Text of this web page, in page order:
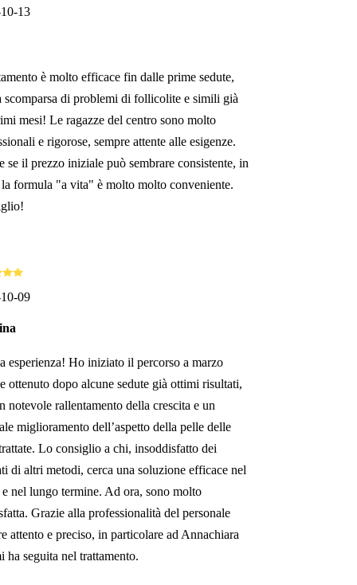
13
è molto efficace fin dalle prime sedute,
scomparsa di problemi di follicolite e simili già
mesi! Le ragazze del centro sono molto
e rigorose, sempre attente alle esigenze.
se il prezzo iniziale può sembrare consistente, in
la formula "a vita" è molto molto conveniente.
09
esperienza! Ho iniziato il percorso a marzo
ottenuto dopo alcune sedute già ottimi risultati,
notevole rallentamento della crescita e un
miglioramento dell’aspetto della pelle delle
Lo consiglio a chi, insoddisfatto dei
di altri metodi, cerca una soluzione efficace nel
e nel lungo termine. Ad ora, sono molto
Grazie alla professionalità del personale
attento e preciso, in particolare ad Annachiara
ha seguita nel trattamento.